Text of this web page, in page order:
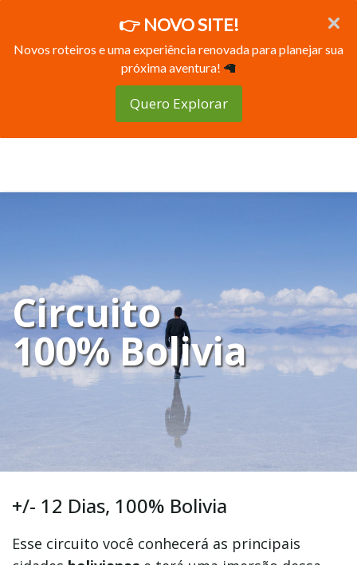
👉 NOVO SITE!
Novos roteiros e uma experiência renovada para planejar sua
próxima aventura! 🦙
Quero Explorar
Circuito
100% Bolivia
+/- 12 Dias, 100% Bolivia
Esse circuito você conhecerá as principais